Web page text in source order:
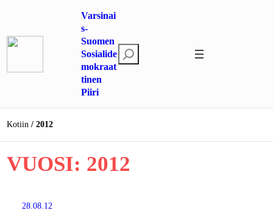
Varsinai
s-
Suomen
Sosialide
mokraat
tinen
Piiri
t
Kotiin 2012
VUOSI: 2012
28.08.12